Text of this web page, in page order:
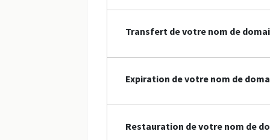
Transfert de votre nom de
Expiration de votre nom de
Restauration de votre nom de